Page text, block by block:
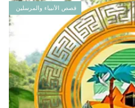
قصص الأنبياء والمرسلين